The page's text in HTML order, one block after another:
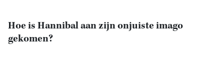
Hoe is Hannibal aan zijn onjuiste imago
gekomen?